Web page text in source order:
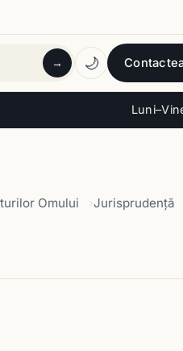
→ 🌙
Omului
Jurisprudență